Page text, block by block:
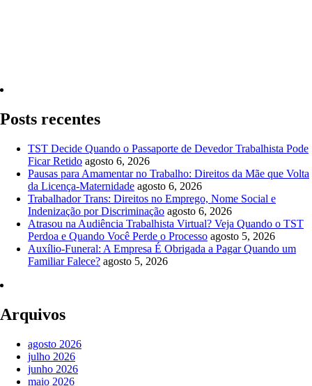
Posts recentes
TST Decide Quando o Passaporte de Devedor Trabalhista Pode
Ficar Retido agosto 6, 2026
Pausas para Amamentar no Trabalho: Direitos da Mãe que Volta
da Licença-Maternidade agosto 6, 2026
Trabalhador Trans: Direitos no Emprego, Nome Social e
Indenização por Discriminação agosto 6, 2026
Atrasou na Audiência Trabalhista Virtual? Veja Quando o TST
Perdoa e Quando Você Perde o Processo agosto 5, 2026
Auxílio-Funeral: A Empresa É Obrigada a Pagar Quando um
Familiar Falece? agosto 5, 2026
Arquivos
agosto 2026
julho 2026
junho 2026
maio 2026